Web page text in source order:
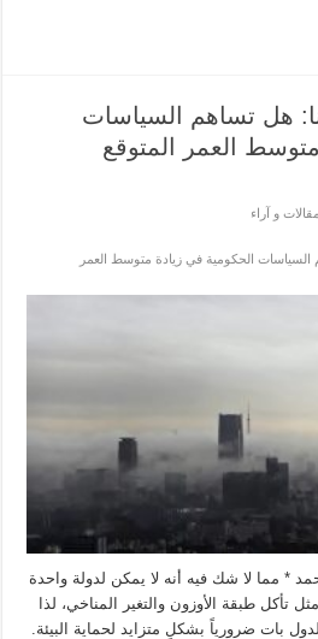
هل تساهم السياسات
​​العمر المتوقع
مقالات و آراء
الحكومية في زيادة متوسط ​​العمر
* مما لا شك فيه أنه لا يمكن لدولة واحدة
تأكل طبقة الأوزون والتغير المناخي، لذا
بات ضرورياً بشكلٍ متزايد لحماية البيئة.